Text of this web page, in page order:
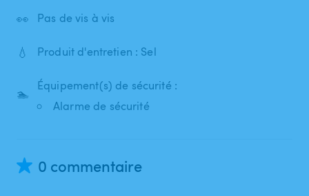
👀 Pas de vis à vis
💧 Produit d'entretien : Sel
🏊
Équipement(s) de sécurité :
Alarme de sécurité
0 commentaire